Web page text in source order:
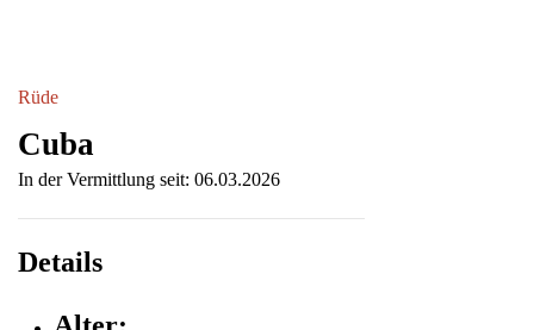
Rüde
Cuba
In der Vermittlung seit: 06.03.2026
Details